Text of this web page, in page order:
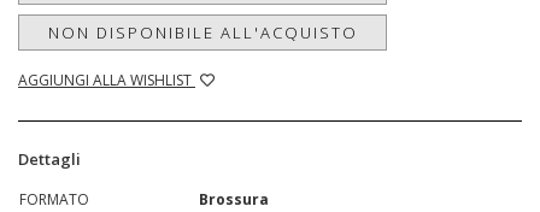
NON DISPONIBILE ALL'ACQUISTO
AGGIUNGI ALLA WISHLIST
Dettagli
FORMATO
Brossura